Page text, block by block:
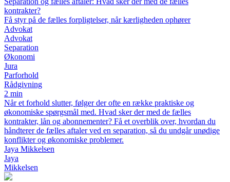
kontrakter?
Få styr på de fælles forpligtelser, når kærligheden ophører
Advokat
Advokat
Separation
Økonomi
Jura
Parforhold
Rådgivning
2 min
Når et forhold slutter, følger der ofte en række praktiske og
økonomiske spørgsmål med. Hvad sker der med de fælles
kontrakter, lån og abonnementer? Få et overblik over, hvordan du
håndterer de fælles aftaler ved en separation, så du undgår unødige
konflikter og økonomiske problemer.
Jaya Mikkelsen
Jaya
Mikkelsen